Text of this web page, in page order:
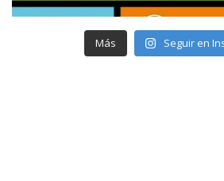
Más Seguir en